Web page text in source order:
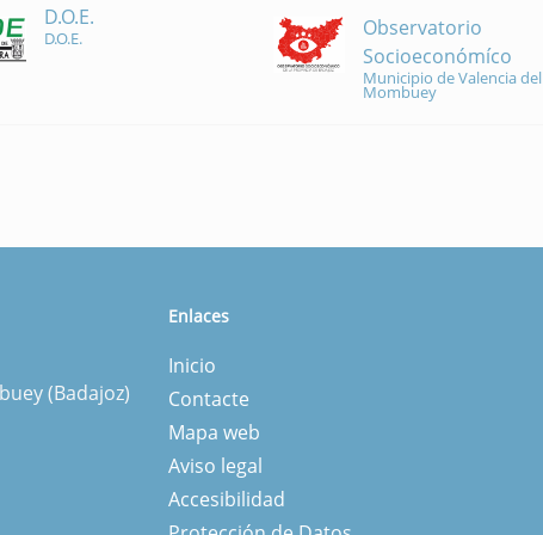
D.O.E.
D.O.E.
Observatorio
Socioeconómíco
Municipio de Valencia del
Mombuey
(Badajoz)
Enlaces
Inicio
Contacte
Mapa web
Aviso legal
Accesibilidad